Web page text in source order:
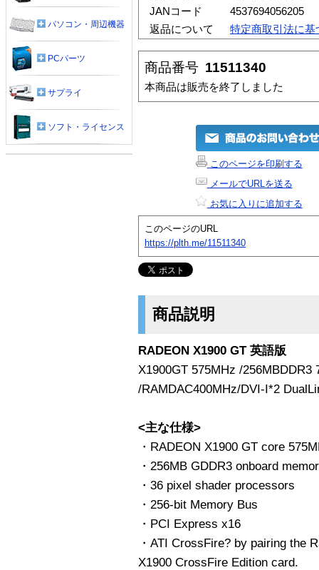
JANコード
4537694056205
返品について
特定商取引法に基
商品番号 11511340
本商品は販売を終了しました
このページを印刷する
メールでURLを送る
お気に入りに追加する
このページのURL
https://plth.me/11511340
商品説明
RADEON X1900 GT 英語版
X1900GT 575MHz /256MBDDR3
/RAMDAC400MHz/DVI-I*2
<主な仕様>
・RADEON X1900 GT core
・256MB GDDR3 onboard
・36 pixel shader processors
・256-bit Memory Bus
・PCI Express x16
・ATI CrossFire? by pairing the
X1900 CrossFire Edition card.
パソコン・周辺機器
PCパーツ
サプライ
ソフト・ライセンス